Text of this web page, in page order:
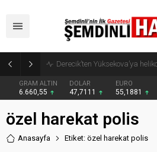
GRAM ALTIN
6.660,55
DOLAR
47,7111
EURO
55,1881
özel harekat polis
Anasayfa Etiket: özel harekat polis